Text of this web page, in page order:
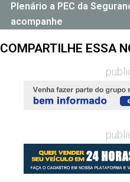
Plenário a PEC da
acompanhe
COMPARTILHE ESSA